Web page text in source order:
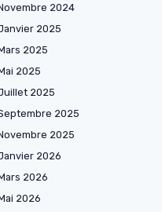
2024
2025
2025
2025
2025
2025
2025
2026
2026
2026